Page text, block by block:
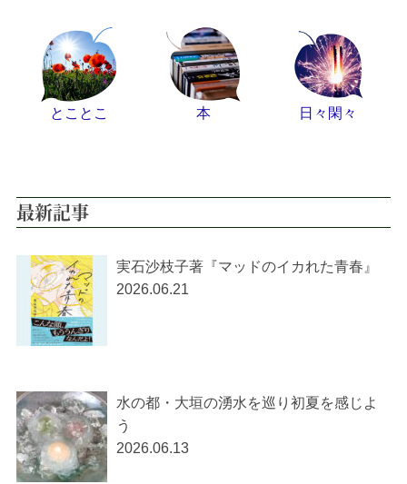
とことこ 本 日々閑々
最新記事
実石沙枝子著『マッドのイカれた青春』
2026.06.21
水の都・大垣の湧水を巡り初夏を感じよ
う
2026.06.13